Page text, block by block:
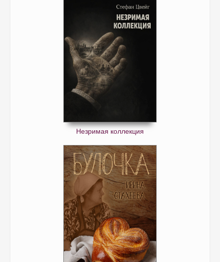
Незримая коллекция